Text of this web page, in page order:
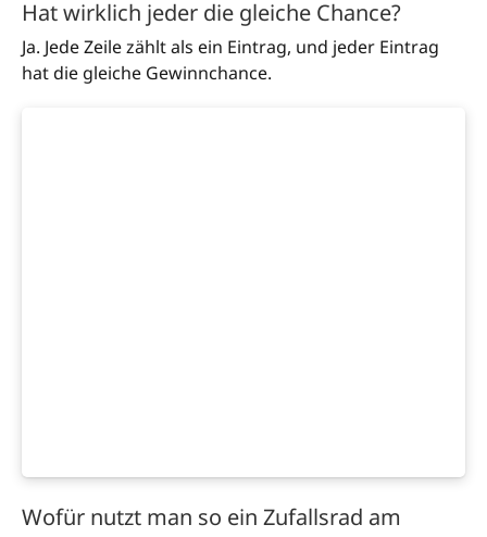
Hat wirklich jeder die gleiche Chance?
Ja. Jede Zeile zählt als ein Eintrag, und jeder Eintrag
hat die gleiche Gewinnchance.
Wofür nutzt man so ein Zufallsrad am